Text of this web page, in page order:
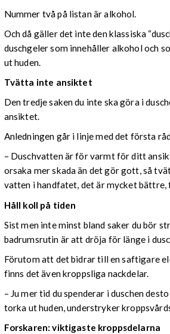
Nummer två på listan är alkohol.
Och då gäller det inte den klassiska
duschgeler som innehåller alkohol och
ut huden.
Tvätta inte ansiktet
Den tredje saken du inte ska göra i
ansiktet.
Anledningen går i linje med det första
– Duschvatten är för varmt för ditt
orsaka mer skada än det gör gott, så
vatten i handfatet, det är mycket bättre,
Håll koll på tiden
Sist men inte minst bland saker du bör
badrumsrutin är att dröja för länge i
Förutom att det bidrar till en saftigare
finns det även kroppsliga nackdelar.
– Ju mer tid du spenderar i duschen
torka ut huden, understryker
Forskaren: viktigaste kroppsdelarna